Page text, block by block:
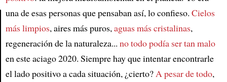
una de esas personas que pensaban así, lo confieso. Cielos
más limpios, aires más puros,aguas más cristalinas,
regeneración de la naturaleza... no todo podía ser tan malo
en este aciago 2020. Siempre hay que intentar encontrarle
el lado positivo a cada situación, ¿cierto?A pesar de todo,